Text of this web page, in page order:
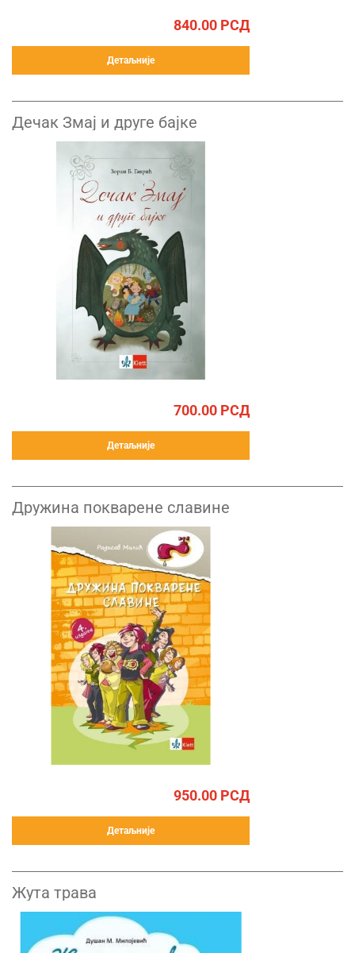
840.00 РСД
Детаљније
Дечак Змај и друге бајке
700.00 РСД
Детаљније
Дружина покварене славине
950.00 РСД
Детаљније
Жута трава